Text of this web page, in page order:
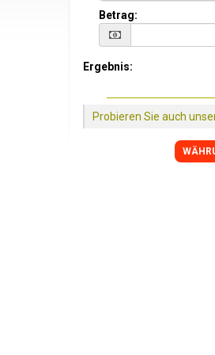
Betrag:
Ergebnis:
Probieren Sie auch